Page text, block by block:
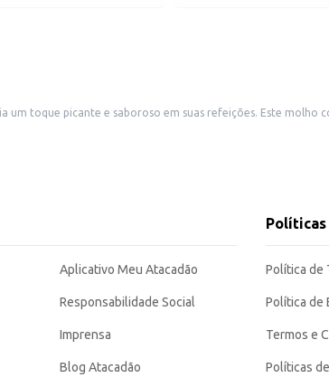
toque picante e saboroso em suas refeições. Este
que agrega sabor e um toque de picância às suas
Aplicativo Meu Atacadão
Responsabilidade Social
Imprensa
Blog Atacadão
Política de
Política de
Termos e
Políticas